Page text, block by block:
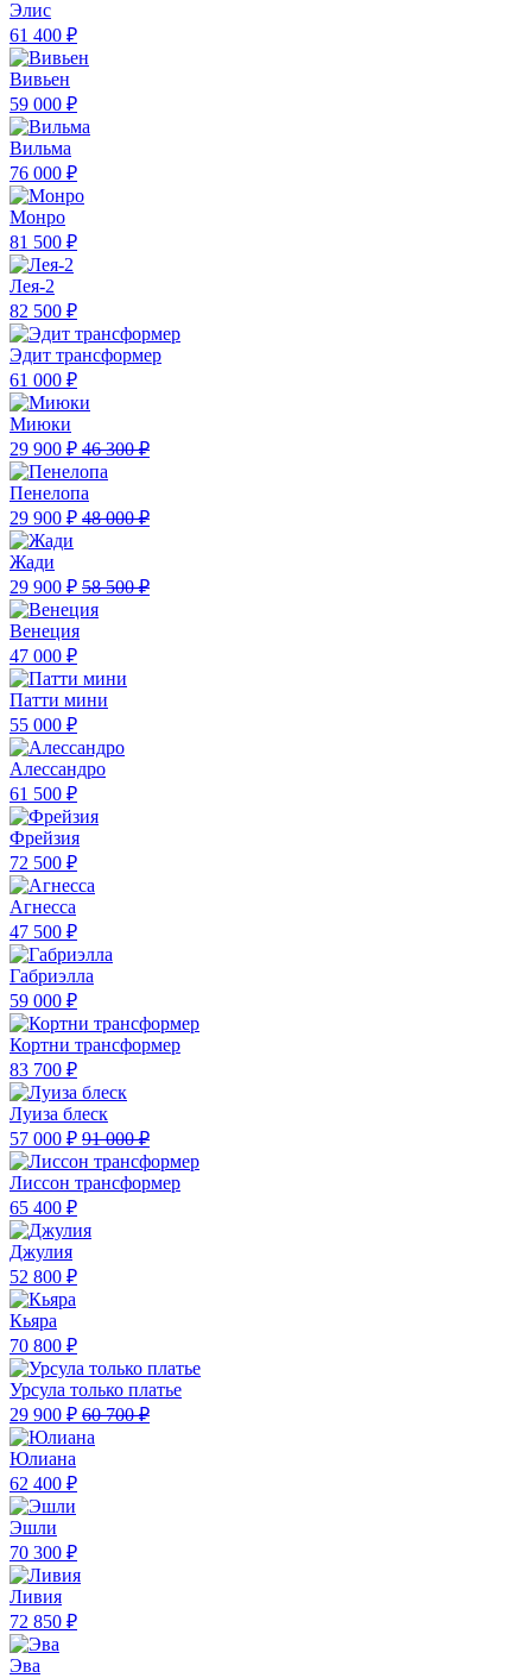
Элис
61 400 ₽
Вивьен
59 000 ₽
Вильма
76 000 ₽
Монро
81 500 ₽
Лея-2
82 500 ₽
Эдит трансформер
61 000 ₽
Миюки
29 900 ₽ 46 300 ₽
Пенелопа
29 900 ₽ 48 000 ₽
Жади
29 900 ₽ 58 500 ₽
Венеция
47 000 ₽
Патти мини
55 000 ₽
Алессандро
61 500 ₽
Фрейзия
72 500 ₽
Агнесса
47 500 ₽
Габриэлла
59 000 ₽
Кортни трансформер
83 700 ₽
Луиза блеск
57 000 ₽ 91 000 ₽
Лиссон трансформер
65 400 ₽
Джулия
52 800 ₽
Кьяра
70 800 ₽
Урсула только платье
29 900 ₽ 60 700 ₽
Юлиана
62 400 ₽
Эшли
70 300 ₽
Ливия
72 850 ₽
Эва